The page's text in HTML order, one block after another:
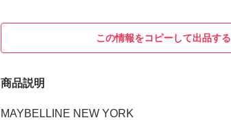
この情報をコピーして出品する
商品説明
MAYBELLINE NEW YORK